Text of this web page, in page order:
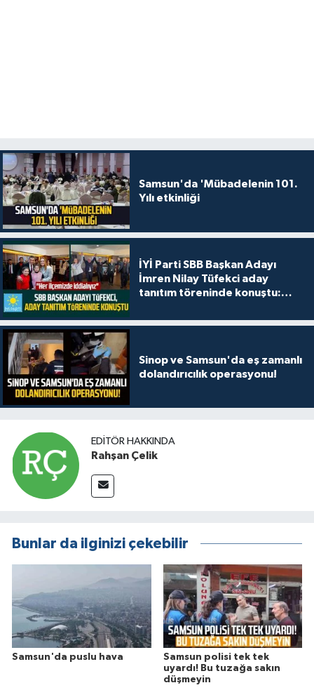
Samsun'da 'Mübadelenin 101.
Yılı etkinliği
İYİ Parti SBB Başkan Adayı
İmren Nilay Tüfekci aday
tanıtım töreninde konuştu:
Sinop ve Samsun'da eş zamanlı
dolandırıcılık operasyonu!
EDITÖR HAKKINDA
Rahşan Çelik
Bunlar da ilginizi çekebilir
Samsun'da puslu hava
Samsun polisi tek tek
uyardı! Bu tuzağa sakın
düşmeyin